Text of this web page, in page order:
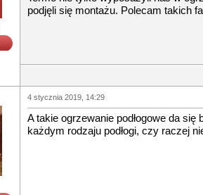
podjęli się montażu. Polecam takich
4 stycznia 2019, 14:29
A takie ogrzewanie podłogowe da
każdym rodzaju podłogi, czy raczej